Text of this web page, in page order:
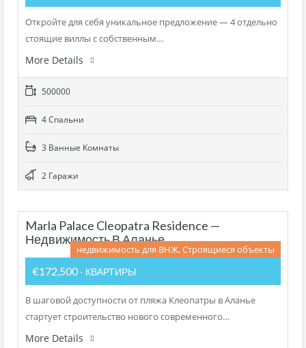
Откройте для себя уникальное предложение — 4 отдельно
стоящие виллы с собственным…
More Details
500000
4 Cпальни
3 Bанные Kомнаты
2 Гаражи
Marla Palace Cleopatra Residence —
Недвижимость В Аланье
недвижимость для ВНЖ, Строящиеся объекты
€172,500 - КВАРТИРЫ
В шаговой доступности от пляжа Клеопатры в Аланье
стартует строительство нового современного…
More Details